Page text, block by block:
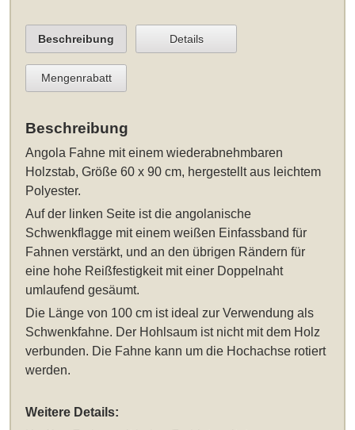
Beschreibung Details
Mengenrabatt
Beschreibung
Angola Fahne mit einem wiederabnehmbaren
Holzstab, Größe 60 x 90 cm, hergestellt aus leichtem
Polyester.
Auf der linken Seite ist die angolanische
Schwenkflagge mit einem weißen Einfassband für
Fahnen verstärkt, und an den übrigen Rändern für
eine hohe Reißfestigkeit mit einer Doppelnaht
umlaufend gesäumt.
Die Länge von 100 cm ist ideal zur Verwendung als
Schwenkfahne. Der Hohlsaum ist nicht mit dem Holz
verbunden. Die Fahne kann um die Hochachse rotiert
werden.
Weitere Details: